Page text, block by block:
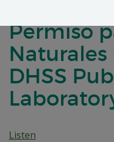
Permiso
Naturales
DHSS
Listen